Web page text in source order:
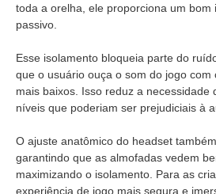
toda a orelha, ele proporciona um bom
passivo.
Esse isolamento bloqueia parte do
que o usuário ouça o som do jogo com
mais baixos. Isso reduz a necessidade
níveis que poderiam ser prejudiciais à
O ajuste anatômico do headset
garantindo que as almofadas vedem
maximizando o isolamento. Para as
experiência de jogo mais segura e